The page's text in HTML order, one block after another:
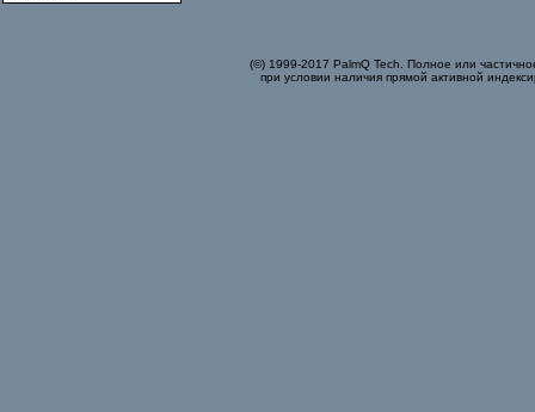
(©) 1999-2017 PalmQ Tech. Полное или
при условии наличия прямой активной